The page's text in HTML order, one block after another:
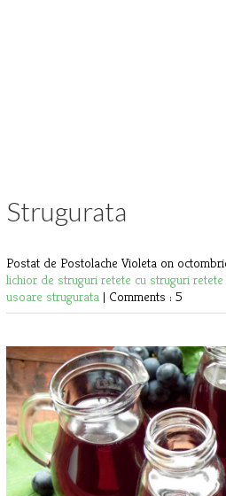
Strugurata
Postat de Postolache Violeta on
lichior de struguri retete cu struguri
usoare strugurata | Comments : 5